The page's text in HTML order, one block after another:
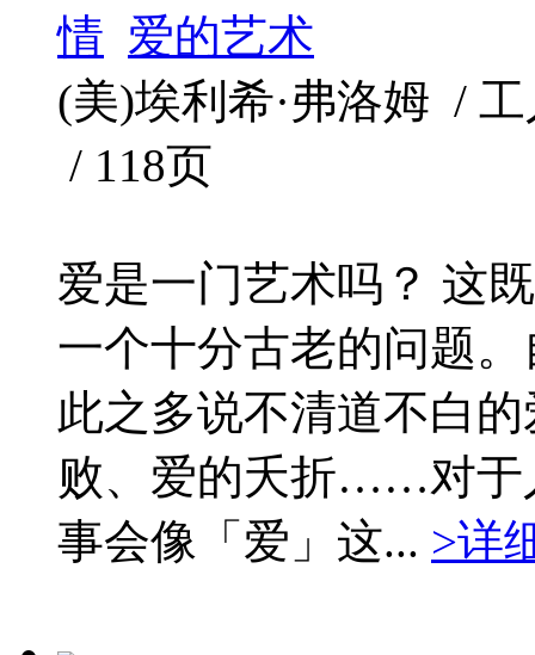
情 爱的艺术
(美)埃利希·弗洛姆 /
/ 118页
爱是一门艺术吗？ 这
一个十分古老的问题
此之多说不清道不白
败、爱的夭折……对于
事会像「爱」这... >详